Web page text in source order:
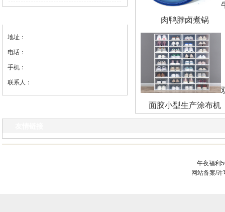
地址：
电话：
手机：
联系人：
肉鸭脖卤煮锅
面胶小型生产涂布机
午夜福利
网站备案/